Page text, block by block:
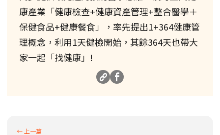
康產業「健康檢查+健康資產管理+整合醫學＋
保健食品+健康餐食」，率先提出1+364健康管
理概念，利用1天健檢開始，其餘364天也帶大
家一起「找健康」!